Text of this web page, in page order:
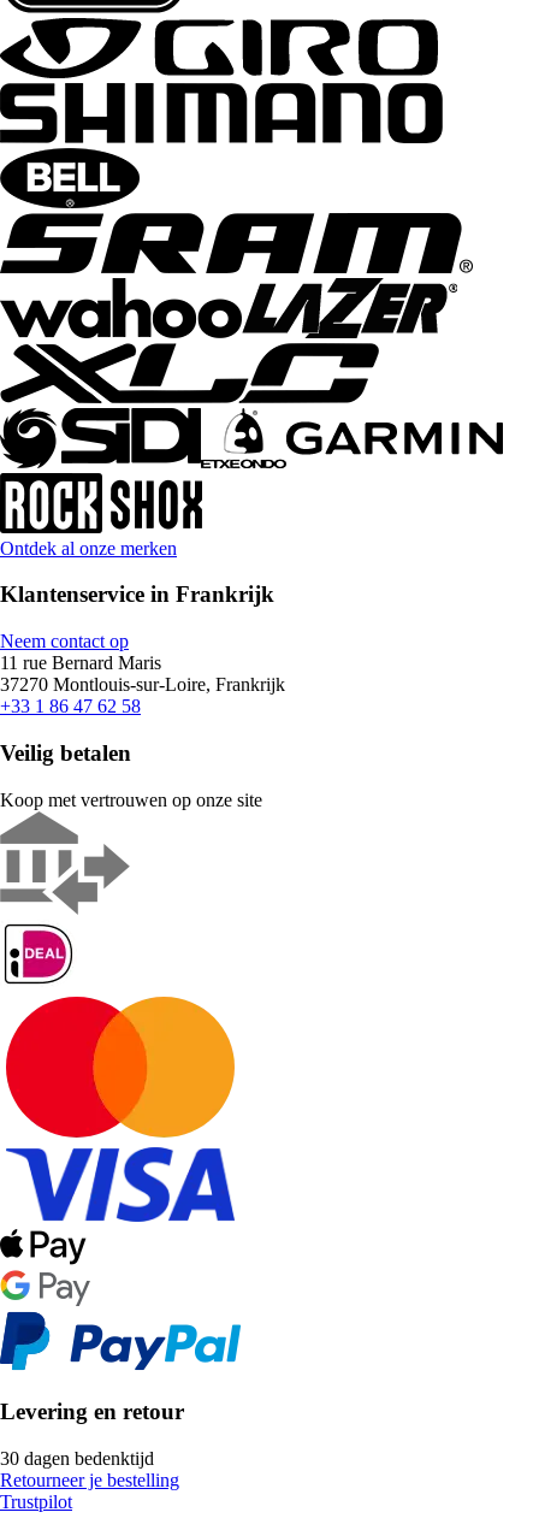
Ontdek al onze merken
Klantenservice in Frankrijk
Neem contact op
11 rue Bernard Maris
37270 Montlouis-sur-Loire, Frankrijk
+33 1 86 47 62 58
Veilig betalen
Koop met vertrouwen op onze site
Levering en retour
30 dagen bedenktijd
Retourneer je bestelling
Trustpilot